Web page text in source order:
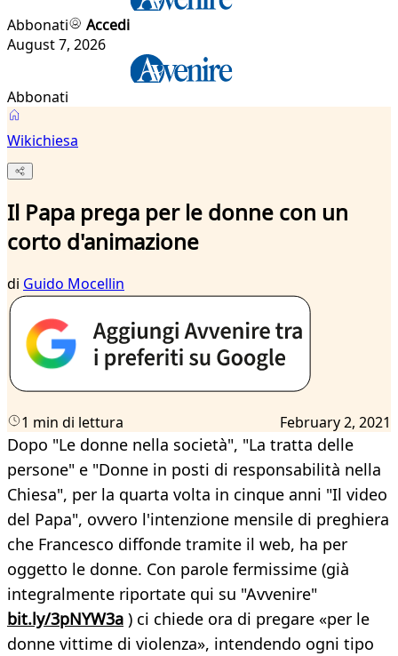
Abbonati
Accedi
August 7, 2026
Abbonati
Wikichiesa
Il Papa prega per le donne con un
corto d'animazione
di Guido Mocellin
1 min di lettura February 2, 2021
Dopo "Le donne nella società", "La tratta delle
persone" e "Donne in posti di responsabilità nella
Chiesa", per la quarta volta in cinque anni "Il video
del Papa", ovvero l'intenzione mensile di preghiera
che Francesco diffonde tramite il web, ha per
oggetto le donne. Con parole fermissime (già
integralmente riportate qui su "Avvenire"
bit.ly/3pNYW3a ) ci chiede ora di pregare «per le
donne vittime di violenza», intendendo ogni tipo